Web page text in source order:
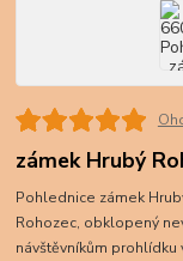
zámek Hrubý
Pohlednice zámek
Rohozec, obklopený
návštěvníkům